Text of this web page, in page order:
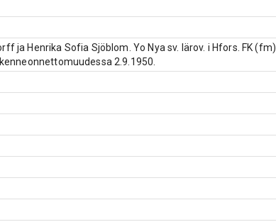
ja Henrika Sofia Sjöblom. Yo Nya sv. lärov. i Hfors. FK (fm)
2.9.1950.